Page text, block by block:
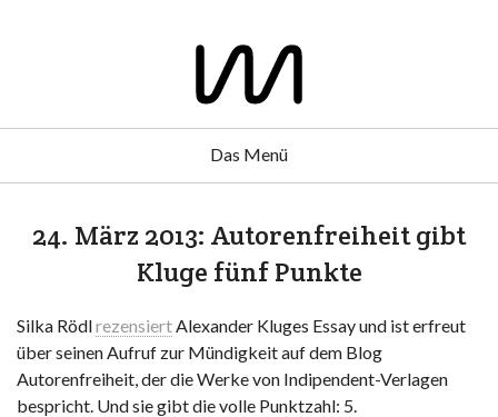
Das Menü
24. März 2013: Autorenfreiheit gibt
Kluge fünf Punkte
Silka RödlrezensiertAlexander Kluges Essay und ist erfreut
über seinen Aufruf zur Mündigkeit auf dem Blog
Autorenfreiheit, der die Werke von Indipendent-Verlagen
bespricht. Und sie gibt die volle Punktzahl: 5.